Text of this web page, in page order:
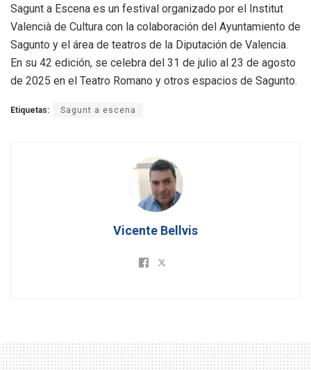
Sagunt a Escena es un festival organizado por el Institut
Valencià de Cultura con la colaboración del Ayuntamiento de
Sagunto y el área de teatros de la Diputación de Valencia.
En su 42 edición, se celebra del 31 de julio al 23 de agosto
de 2025 en el Teatro Romano y otros espacios de Sagunto.
Etiquetas: Sagunt a escena
Vicente Bellvis